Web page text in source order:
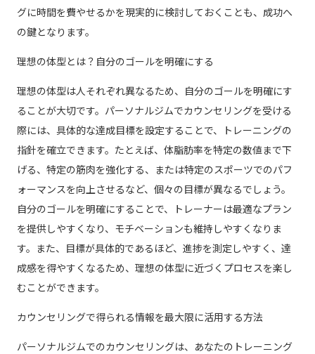
グに時間を費やせるかを現実的に検討しておくことも、成功へ
の鍵となります。
理想の体型とは？自分のゴールを明確にする
理想の体型は人それぞれ異なるため、自分のゴールを明確にす
ることが大切です。パーソナルジムでカウンセリングを受ける
際には、具体的な達成目標を設定することで、トレーニングの
指針を確立できます。たとえば、体脂肪率を特定の数値まで下
げる、特定の筋肉を強化する、または特定のスポーツでのパフ
ォーマンスを向上させるなど、個々の目標が異なるでしょう。
自分のゴールを明確にすることで、トレーナーは最適なプラン
を提供しやすくなり、モチベーションも維持しやすくなりま
す。また、目標が具体的であるほど、進捗を測定しやすく、達
成感を得やすくなるため、理想の体型に近づくプロセスを楽し
むことができます。
カウンセリングで得られる情報を最大限に活用する方法
パーソナルジムでのカウンセリングは、あなたのトレーニング